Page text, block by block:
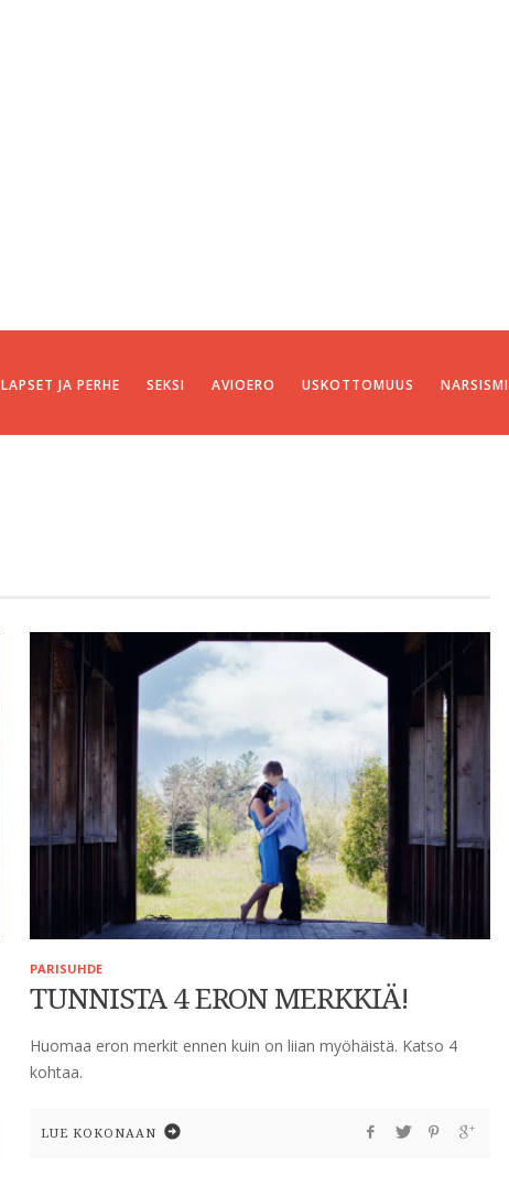
LAPSET JA PERHE SEKSI AVIOERO USKOTTOMUUS NARSISMI
PARISUHDE
TUNNISTA 4 ERON MERKKIÄ!
Huomaa eron merkit ennen kuin on liian myöhäistä. Katso 4
kohtaa.
LUE KOKONAAN